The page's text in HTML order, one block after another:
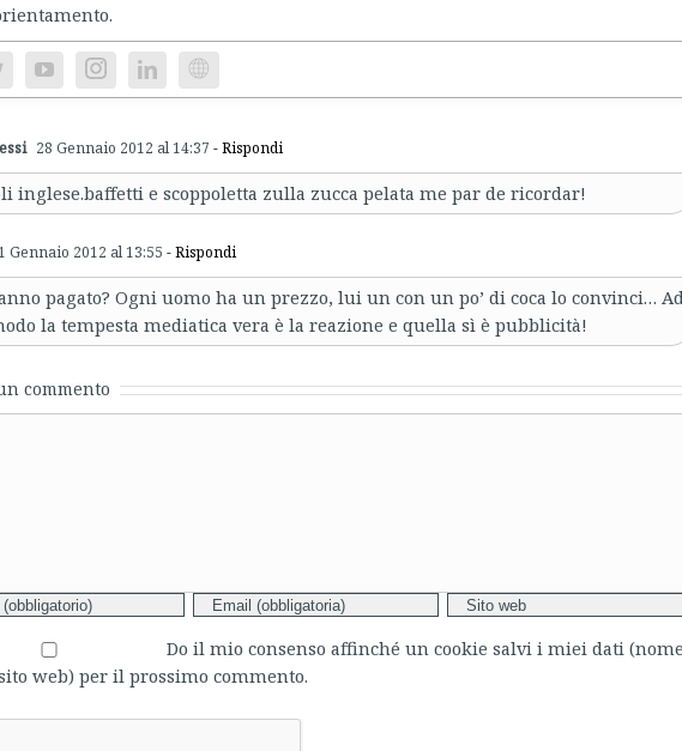
Instagram Website
28 Gennaio 2012 al 14:37 - Rispondi
inglese.baffetti e scoppoletta zulla zucca pelata me par de ricordar!
Gennaio 2012 al 13:55 - Rispondi
pagato? Ogni uomo ha un prezzo, lui un con un po’ di coca lo convinci…
la tempesta mediatica vera è la reazione e quella sì è pubblicità!
commento
Do il mio consenso affinché un cookie salvi i miei dati
web) per il prossimo commento.